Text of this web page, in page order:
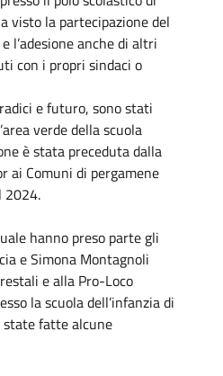
visto la partecipazione del
l’adesione anche di altri
con i propri sindaci o
e futuro, sono stati
verde della scuola
è stata preceduta dalla
ai Comuni di pergamene
2024.
hanno preso parte gli
e Simona Montagnoli
e alla Pro-Loco
la scuola dell’infanzia di
state fatte alcune